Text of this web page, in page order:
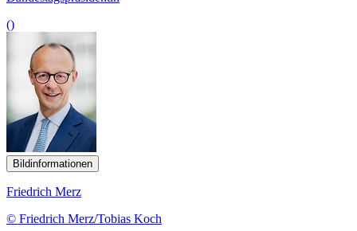
()
Bildinformationen
Friedrich Merz
© Friedrich Merz/Tobias Koch